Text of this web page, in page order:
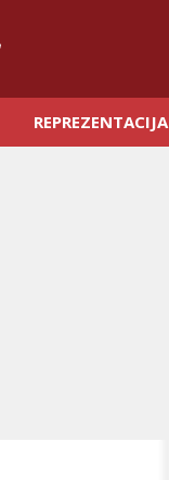
REPREZENTACIJA